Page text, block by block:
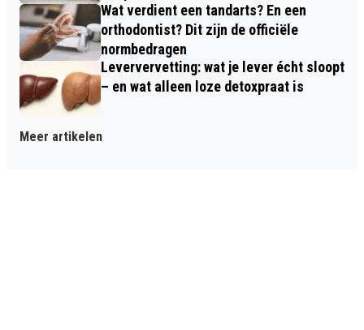
Wat verdient een tandarts? En een
orthodontist? Dit zijn de officiële
normbedragen
Leververvetting: wat je lever écht sloopt
– en wat alleen loze detoxpraat is
Meer artikelen